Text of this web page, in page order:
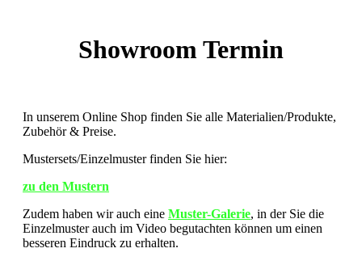
Showroom Termin
In unserem Online Shop finden Sie alle Materialien/Produkte,
Zubehör & Preise.
Mustersets/Einzelmuster finden Sie hier:
zu den Mustern
Zudem haben wir auch eine Muster-Galerie, in der Sie die
Einzelmuster auch im Video begutachten können um einen
besseren Eindruck zu erhalten.